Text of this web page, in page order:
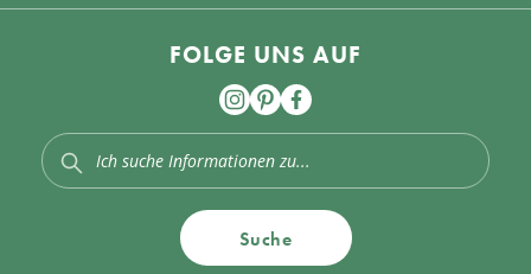
FOLGE UNS AUF
Suche